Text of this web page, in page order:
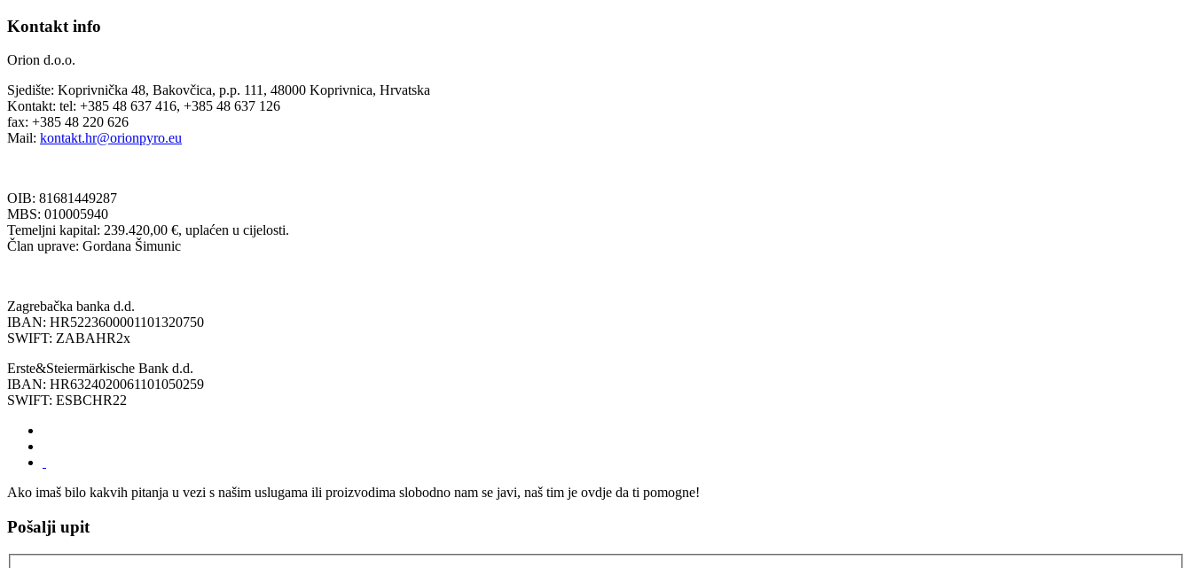
Kontakt info
Orion d.o.o.
Sjedište: Koprivnička 48, Bakovčica, p.p. 111, 48000 Koprivnica, Hrvatska
Kontakt: tel: +385 48 637 416, +385 48 637 126
fax: +385 48 220 626
Mail: kontakt.hr@orionpyro.eu
OIB: 81681449287
MBS: 010005940
Temeljni kapital: 239.420,00 €, uplaćen u cijelosti.
Član uprave: Gordana Šimunic
Zagrebačka banka d.d.
IBAN: HR5223600001101320750
SWIFT: ZABAHR2x
Erste&Steiermärkische Bank d.d.
IBAN: HR6324020061101050259
SWIFT: ESBCHR22
Ako imaš bilo kakvih pitanja u vezi s našim uslugama ili proizvodima slobodno nam se javi, naš tim je ovdje da ti pomogne!
Pošalji upit